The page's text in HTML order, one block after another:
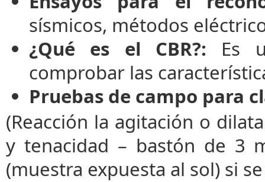
sísmicos, métodos
¿Qué es el CBR?: Es
comprobar las
Pruebas de campo para
(Reacción la agitación o
y tenacidad – bastón de 3
(muestra expuesta al sol) si